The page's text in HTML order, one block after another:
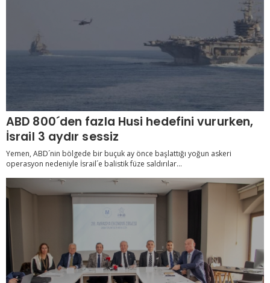
ABD 800´den fazla Husi hedefini vururken,
İsrail 3 aydır sessiz
Yemen, ABD´nin bölgede bir buçuk ay önce başlattığı yoğun askeri
operasyon nedeniyle İsrail´e balistik füze saldırılar...